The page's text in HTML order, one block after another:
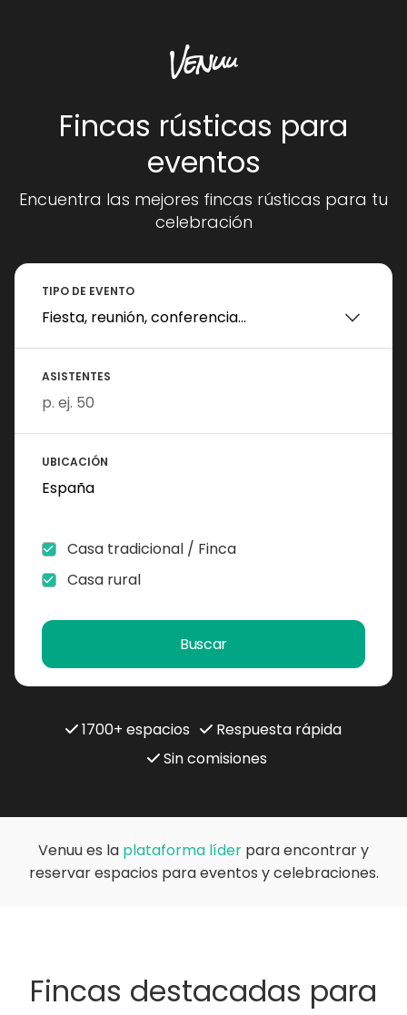
Fincas rústicas para
eventos
Encuentra las mejores fincas rústicas para tu
celebración
TIPO DE EVENTO
ASISTENTES
UBICACIÓN
Casa tradicional / Finca
Casa rural
Buscar
1700+ espacios
Respuesta rápida
Sin comisiones
Venuu es la plataforma líder para encontrar y
reservar espacios para eventos y celebraciones.
Fincas destacadas para